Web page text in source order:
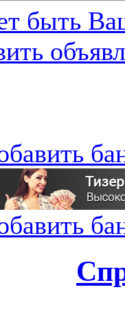
быть